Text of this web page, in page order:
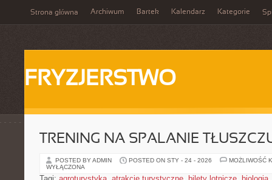
Strona główna Archiwum Bartek Kalendarz Kategorie
FRYZJERSTWO
TRENING NA SPALANIE
POSTED BY ADMIN POSTED ON STY - 24 - 2026
MOŻLIWOŚĆ
WYŁĄCZONA